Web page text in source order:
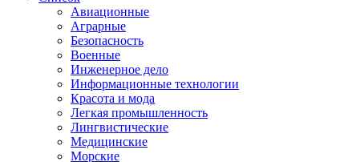
Авиационные
Аграрные
Безопасность
Военные
Инженерное дело
Информационные технологии
Красота и мода
Легкая промышленность
Лингвистические
Медицинские
Морские